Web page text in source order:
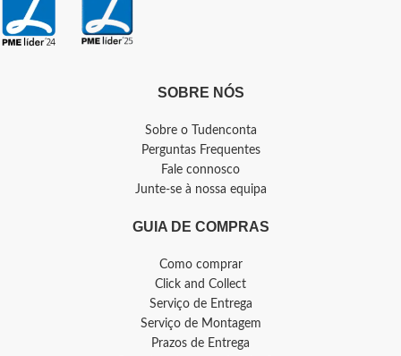
SOBRE NÓS
Sobre o Tudenconta
Perguntas Frequentes
Fale connosco
Junte-se à nossa equipa
GUIA DE COMPRAS
Como comprar
Click and Collect
Serviço de Entrega
Serviço de Montagem
Prazos de Entrega